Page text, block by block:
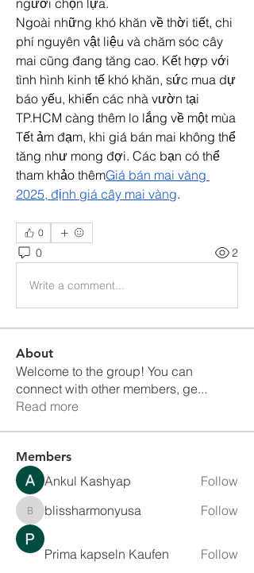
người chọn lựa.
Ngoài những khó khăn về thời tiết, chi
phí nguyên vật liệu và chăm sóc cây
mai cũng đang tăng cao. Kết hợp với
tình hình kinh tế khó khăn, sức mua dự
báo yếu, khiến các nhà vườn tại
TP.HCM càng thêm lo lắng về một mùa
Tết ảm đạm, khi giá bán mai không thể
tăng như mong đợi. Các bạn có thể
tham khảo thêmGiá bán mai vàng
2025, định giá cây mai vàng.
0
0 2
Write a comment...
About
Welcome to the group! You can
connect with other members, ge...
Read more
Members
Ankul Kashyap Follow
blissharmonyusa
blissharmonyusa Follow
Prima kapseln Kaufen Follow